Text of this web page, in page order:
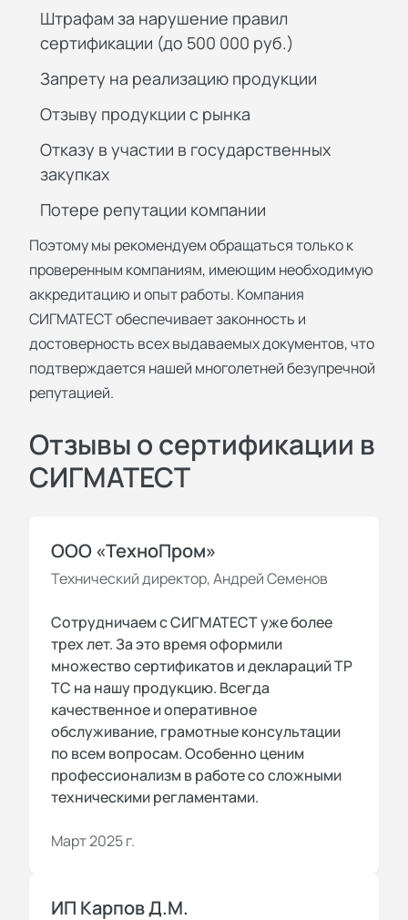
Штрафам за нарушение правил
сертификации (до 500 000 руб.)
Запрету на реализацию продукции
Отзыву продукции с рынка
Отказу в участии в государственных
закупках
Потере репутации компании
Поэтому мы рекомендуем обращаться только к
проверенным компаниям, имеющим необходимую
аккредитацию и опыт работы. Компания
СИГМАТЕСТ обеспечивает законность и
достоверность всех выдаваемых документов, что
подтверждается нашей многолетней безупречной
репутацией.
Отзывы о сертификации в
СИГМАТЕСТ
ООО «ТехноПром»
Технический директор, Андрей Семенов
Сотрудничаем с СИГМАТЕСТ уже более
трех лет. За это время оформили
множество сертификатов и деклараций ТР
ТС на нашу продукцию. Всегда
качественное и оперативное
обслуживание, грамотные консультации
по всем вопросам. Особенно ценим
профессионализм в работе со сложными
техническими регламентами.
Март 2025 г.
ИП Карпов Д.М.